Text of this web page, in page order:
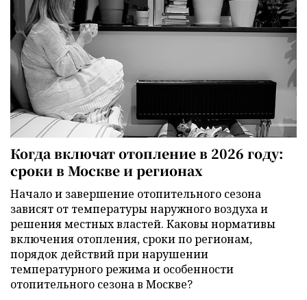
Когда включат отопление в 2026 году:
сроки в Москве и регионах
Начало и завершение отопительного сезона
зависят от температуры наружного воздуха и
решения местных властей. Каковы нормативы
включения отопления, сроки по регионам,
порядок действий при нарушении
температурного режима и особенности
отопительного сезона в Москве?